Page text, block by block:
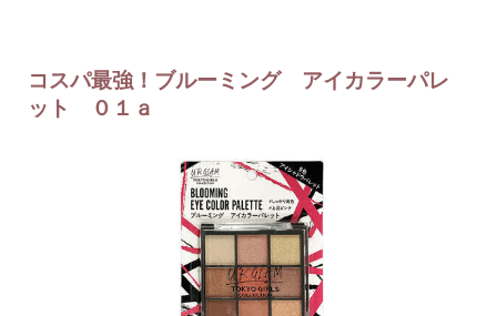
コスパ最強！ブルーミング アイカラーパレ
ット ０１ａ